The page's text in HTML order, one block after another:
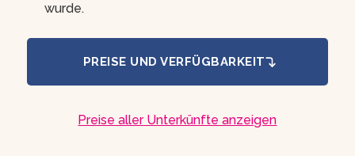
wurde.
PREISE UND VERFÜGBARKEIT
Preise aller Unterkünfte anzeigen